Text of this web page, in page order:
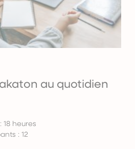
au quotidien
heures
: 12